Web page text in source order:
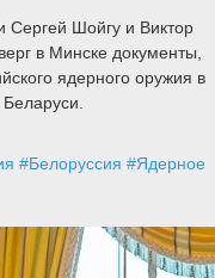
Сергей Шойгу и Виктор
в Минске документы,
ядерного оружия в
#Белоруссия #Ядерное